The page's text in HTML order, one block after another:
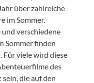
über zahlreiche
im Sommer.
verschiedene
Sommer finden
Für viele wird diese
des
die auf den